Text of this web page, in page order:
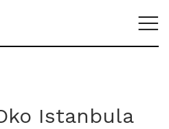
Istanbula